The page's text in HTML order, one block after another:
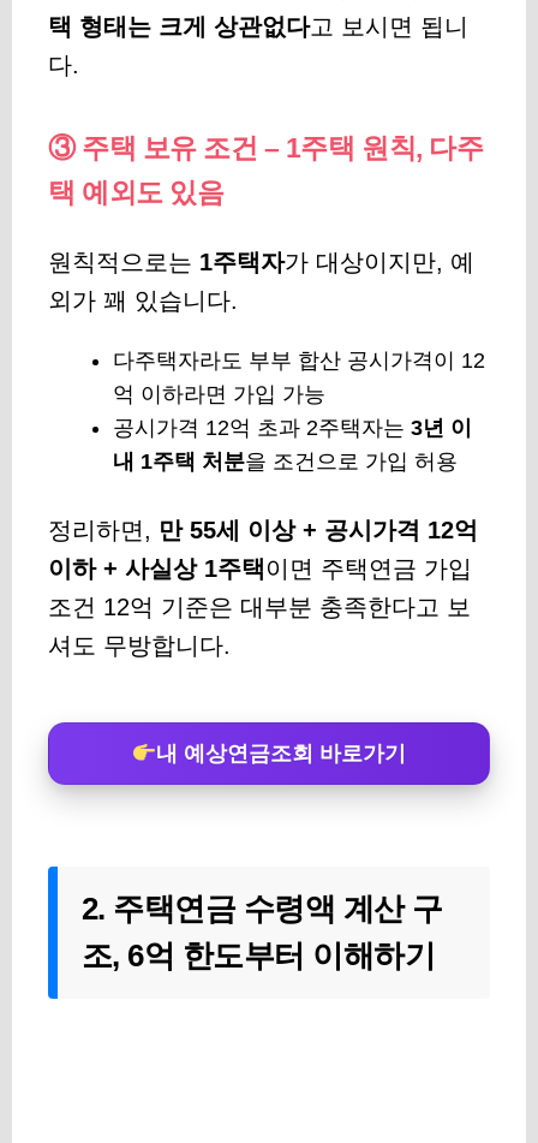
택 형태는 크게 상관없다고 보시면 됩니
다.
③ 주택 보유 조건 – 1주택 원칙, 다주
택 예외도 있음
원칙적으로는 1주택자가 대상이지만, 예
외가 꽤 있습니다.
다주택자라도 부부 합산 공시가격이 12
억 이하라면 가입 가능
공시가격 12억 초과 2주택자는 3년 이
내 1주택 처분을 조건으로 가입 허용
정리하면, 만 55세 이상 + 공시가격 12억
이하 + 사실상 1주택이면 주택연금 가입
조건 12억 기준은 대부분 충족한다고 보
셔도 무방합니다.
내 예상연금조회 바로가기
2. 주택연금 수령액 계산 구
조, 6억 한도부터 이해하기